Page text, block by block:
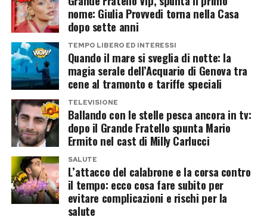
Chiara Ferragni cambia narrazione,
ma il passato resta
Il nuovo racconto di Chiara Ferragni punta tutto
sulla rinascita personale: una donna di 39 anni,
madre di due figli, impegnata nel lavoro e
finalmente serena accanto a un nuovo
compagno. Una narrazione legittima, certo, ma
che inevitabilmente entra in collisione con quella
venduta per anni al pubblico.
Se oggi la relazione sana è quella con José
utente. Un altro commenta: «Ma perché questa
inquadratura? Sei bella, non c’è bisogno di fare
queste riprese». C’è poi chi liquida il tutto
parlando di «narcisismo e protagonismo».
Critiche che non sembrano però rallentare la
popolarità del contenuto, anzi. Più aumentano
le polemiche, più il video continua a essere
condiviso e commentato.
Belén Rodriguez resta la regina del
gossip estivo
nome: Giulia Provvedi torna nella Casa
dopo sette anni
TEMPO LIBERO ED INTERESSI
Quando il mare si sveglia di notte: la
magia serale dell’Acquario di Genova tra
cene al tramonto e tariffe speciali
TELEVISIONE
Ballando con le stelle pesca ancora in tv:
dopo il Grande Fratello spunta Mario
Ermito nel cast di Milly Carlucci
SALUTE
L’attacco del calabrone e la corsa contro
il tempo: ecco cosa fare subito per
evitare complicazioni e rischi per la
salute